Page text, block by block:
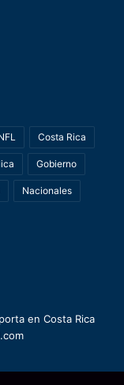
Costa Rica
Gobierno
Nacionales
en Costa Rica